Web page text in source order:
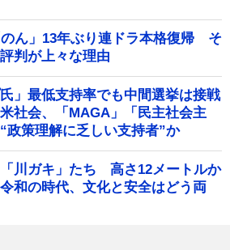
ん」13年ぶり連ドラ本格復帰 そ
判が上々な理由
」最低支持率でも中間選挙は接戦
社会、「MAGA」「民主社会主
政策理解に乏しい支持者”か
川ガキ」たち 高さ12メートルか
和の時代、文化と安全はどう両